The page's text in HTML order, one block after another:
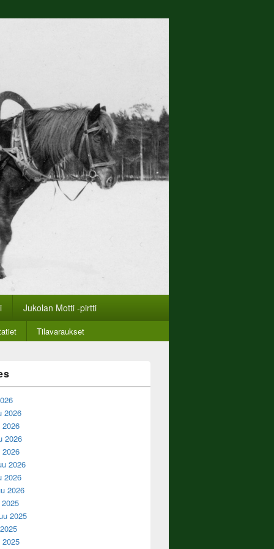
Jukolan Motti -pirtti
Tilavaraukset
2026
2026
2026
2026
2026
2026
2025